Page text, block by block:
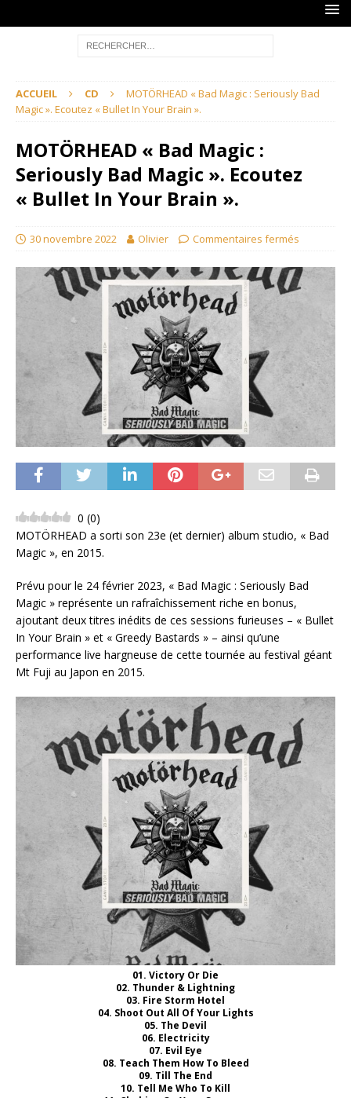
ACCUEIL CD
MOTÖRHEAD « Bad Magic : Seriously Bad
Magic ». Ecoutez « Bullet In Your Brain ».
MOTÖRHEAD « Bad Magic :
Seriously Bad Magic ». Ecoutez
« Bullet In Your Brain ».
30 novembre 2022 Olivier Commentaires fermés
0 (0)
MOTÖRHEAD a sorti son 23e (et dernier) album studio, « Bad
Magic », en 2015.
Prévu pour le 24 février 2023, « Bad Magic : Seriously Bad
Magic » représente un rafraîchissement riche en bonus,
ajoutant deux titres inédits de ces sessions furieuses – « Bullet
In Your Brain » et « Greedy Bastards » – ainsi qu’une
performance live hargneuse de cette tournée au festival géant
Mt Fuji au Japon en 2015.
01. Victory Or Die
02. Thunder & Lightning
03. Fire Storm Hotel
04. Shoot Out All Of Your Lights
05. The Devil
06. Electricity
07. Evil Eye
08. Teach Them How To Bleed
09. Till The End
10. Tell Me Who To Kill